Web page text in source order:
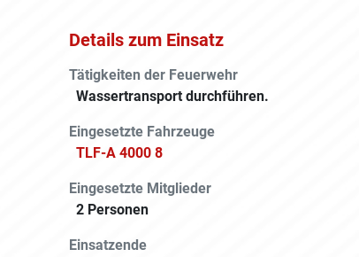
Details zum Einsatz
Tätigkeiten der Feuerwehr
Wassertransport durchführen.
Eingesetzte Fahrzeuge
TLF-A 4000 8
Eingesetzte Mitglieder
2 Personen
Einsatzende